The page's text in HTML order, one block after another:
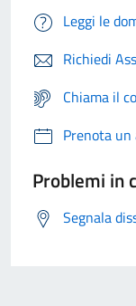
Leggi le
Richiedi
Chiama il
Prenota
Problemi in
Segnala